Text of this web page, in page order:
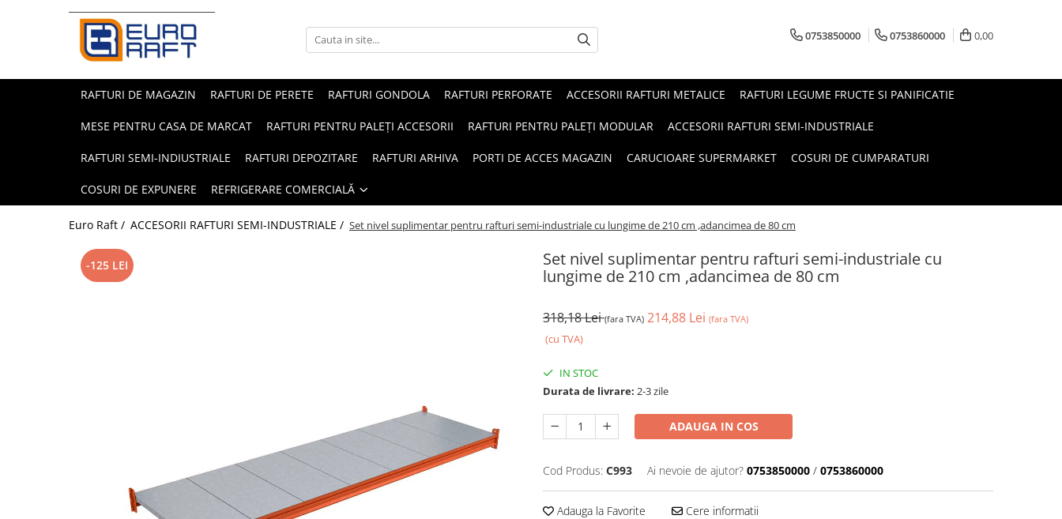
Refrigerare Comercială
0753850000 0753860000 0,00
RAFTURI DE MAGAZIN RAFTURI DE PERETE RAFTURI GONDOLA RAFTURI PERFORATE ACCESORII RAFTURI METALICE RAFTURI LEGUME FRUCTE SI PANIFICATIE
MESE PENTRU CASA DE MARCAT RAFTURI PENTRU PALEȚI ACCESORII RAFTURI PENTRU PALEȚI MODULAR ACCESORII RAFTURI SEMI-INDUSTRIALE
RAFTURI SEMI-INDIUSTRIALE RAFTURI DEPOZITARE RAFTURI ARHIVA PORTI DE ACCES MAGAZIN CARUCIOARE SUPERMARKET COSURI DE CUMPARATURI
COSURI DE EXPUNERE REFRIGERARE COMERCIALĂ
Euro Raft / ACCESORII RAFTURI SEMI-INDUSTRIALE / Set nivel suplimentar pentru rafturi semi-industriale cu lungime de 210 cm ,adancimea de 80 cm
Set nivel suplimentar pentru rafturi semi-industriale cu
lungime de 210 cm ,adancimea de 80 cm
-125 LEI
318,18 Lei(fara TVA) 214,88 Lei (fara TVA)
(cu TVA)
IN STOC
Durata de livrare: 2-3 zile
ADAUGA IN COS
Cod Produs: C993 Ai nevoie de ajutor? 0753850000 / 0753860000
Adauga la Favorite Cere informatii